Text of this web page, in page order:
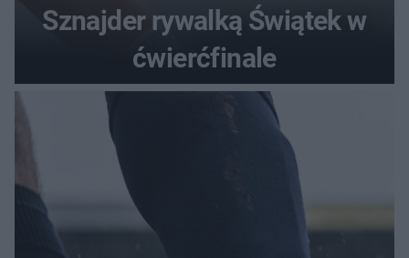
Sznajder rywalką Świątek w
ćwierćfinale